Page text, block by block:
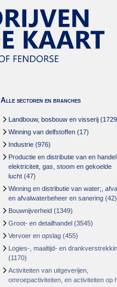
Alle sectoren en branches
Landbouw, bosbouw en visserij
Winning van delfstoffen (17)
Industrie (976)
Productie en distributie van en
elektriciteit, gas, stoom en gekoelde
lucht (47)
Winning en distributie van water;,
en afvalwaterbeheer en sanering (42)
Bouwnijverheid (1349)
Groot- en detailhandel (3545)
Vervoer en opslag (455)
Logies-, maaltijd- en
(1170)
Activiteiten van uitgeverijen,
omroepactiviteiten, en activiteiten op